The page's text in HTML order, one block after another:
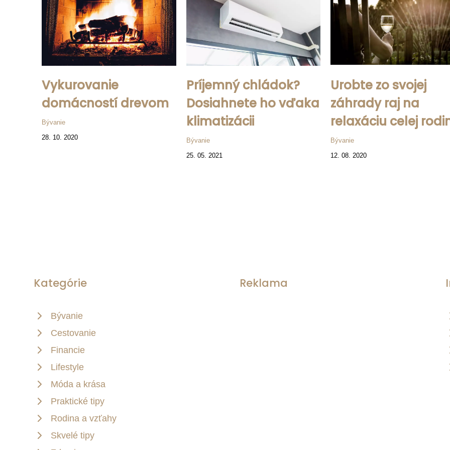
Vykurovanie
domácností drevom
Bývanie
28. 10. 2020
Príjemný chládok?
Dosiahnete ho vďaka
klimatizácii
Bývanie
25. 05. 2021
Urobte zo svojej
záhrady raj na
relaxáciu celej
Bývanie
12. 08. 2020
Kategórie
Bývanie
Cestovanie
Financie
Lifestyle
Móda a krása
Praktické tipy
Rodina a vzťahy
Skvelé tipy
Reklama